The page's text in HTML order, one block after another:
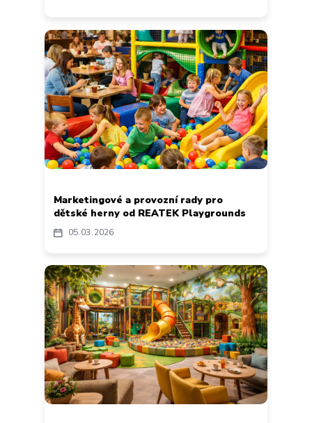
05 03 2026
Marketingové a provozní rady pro
dětské herny od REATEK Playgrounds